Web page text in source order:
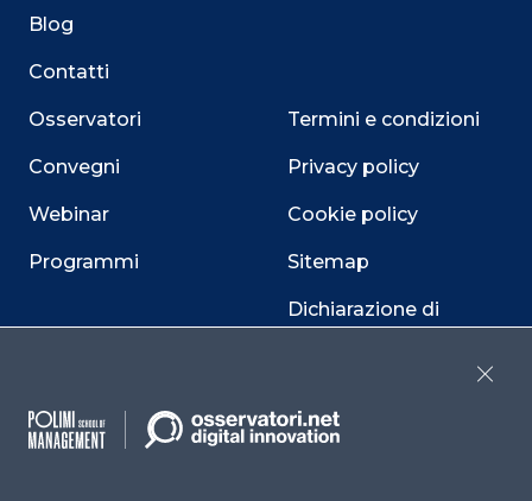
Blog
Contatti
Osservatori
Convegni
Webinar
Programmi
Termini e condizioni
Privacy policy
Cookie policy
Sitemap
Dichiarazione di